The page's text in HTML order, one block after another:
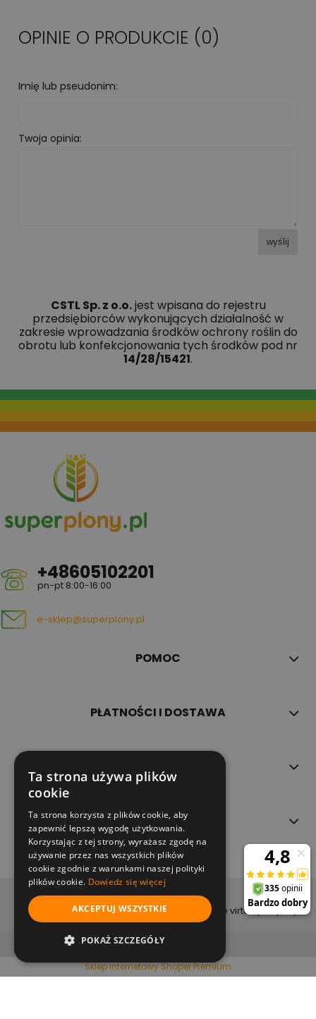
OPINIE O PRODUKCIE (0)
Imię lub pseudonim:
Twoja opinia:
wyślij
CSTL Sp. z o.o.jest wpisana do rejestru
przedsiębiorców wykonujących działalność w
zakresie wprowadzania środków ochrony roślin do
obrotu lub konfekcjonowania tych środków pod nr
14/28/15421.
+48605102201
pn-pt 8:00-16:00
e-sklep@superplony.pl
POMOC
PŁATNOŚCI I DOSTAWA
O NAS
copyright (c) 2022
projekt i wykonanie virtualpeople.pl
pokaż pełną wersję strony
Sklep internetowy Shoper Premium
Ta strona używa plików
cookie
Ta strona korzysta z plików cookie, aby
zapewnić lepszą wygodę użytkowania.
Korzystając z tej strony, wyrażasz zgodę na
używanie przez nas wszystkich plików
cookie zgodnie z warunkami naszej polityki
plików cookie. Dowiedz się więcej
AKCEPTUJ WSZYSTKIE
POKAŻ SZCZEGÓŁY